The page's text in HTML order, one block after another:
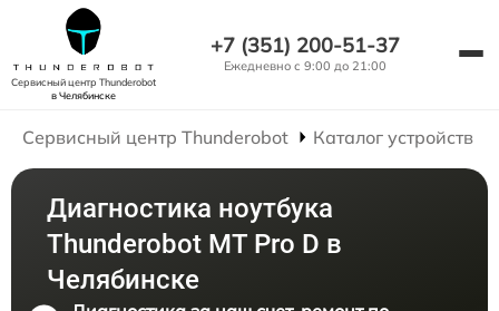
Сервисный центр Thunderobot
в Челябинске
+7 (351) 200-51-37
Ежедневно с 9:00 до 21:00
Сервисный центр Thunderobot Каталог устройств
Диагностика ноутбука
Thunderobot MT Pro D в
Челябинске